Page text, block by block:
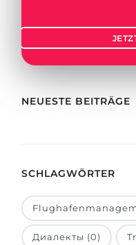
BERUFE
Beispiel-
Holland-Test
Interessenkarte-Test
RIASEC-Test
BEWERBEN FÜR
Medizin
Physik
BEWERBEN AUS …
Russland
Ukraine
NEUESTE BEITRÄGE
SCHLAGWÖRTER
Диалекты (0)